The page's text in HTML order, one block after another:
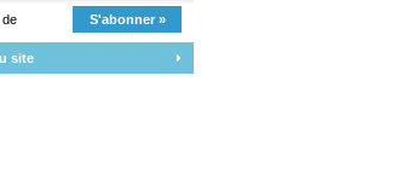
de S'abonner »
site